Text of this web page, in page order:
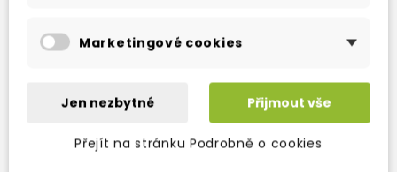
Marketingové cookies
Jen nezbytné Přijmout vše
Přejít na stránku Podrobně o cookies